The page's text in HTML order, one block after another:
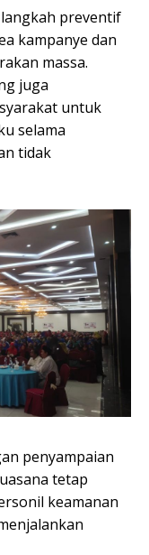
preventif
kampanye dan
massa.
juga
untuk
selama
tidak
penyampaian
tetap
keamanan